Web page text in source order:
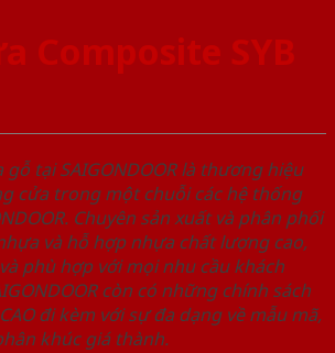
Composite SYB
tại SAIGONDOOR là thương hiệu
cửa trong một chuỗi các hệ thống
Chuyên sản xuất và phân phối
và hỗ hợp nhựa chất lượng cao,
phù hợp với mọi nhu cầu khách
còn có những chính sách
đi kèm với sự đa dạng về mẫu mã,
khúc giá thành.